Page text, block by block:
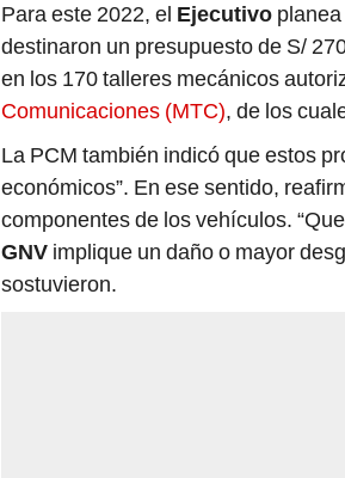
Para este 2022, el Ejecutivo
destinaron un presupuesto de S/
en los 170 talleres mecánicos
Comunicaciones (MTC), de los
La PCM también indicó que estos
económicos”. En ese sentido,
componentes de los vehículos.
GNV implique un daño o mayor
sostuvieron.